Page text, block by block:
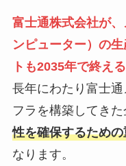
富士通株式会社が
ンピューター）の
トも2035年で終える
長年にわたり富士
フラを構築してきた
性を確保するため
なります。